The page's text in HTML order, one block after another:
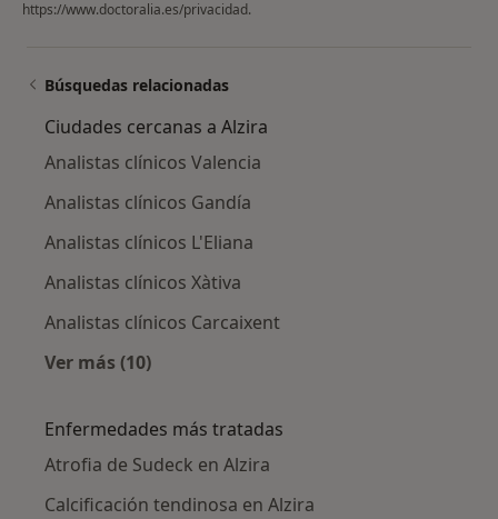
https://www.doctoralia.es/privacidad.
Búsquedas relacionadas
Ciudades cercanas a Alzira
Analistas clínicos Valencia
Analistas clínicos Gandía
Analistas clínicos L'Eliana
Analistas clínicos Xàtiva
Analistas clínicos Carcaixent
Ver más (10)
Enfermedades más tratadas
Atrofia de Sudeck en Alzira
Calcificación tendinosa en Alzira